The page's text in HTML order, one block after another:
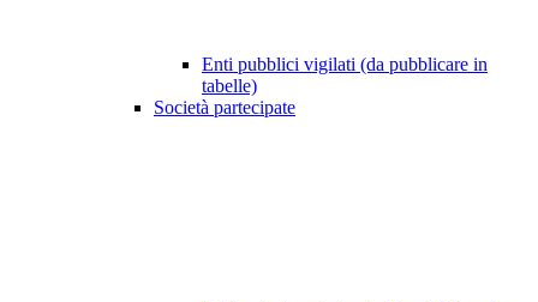
Enti pubblici vigilati (da pubblicare in
tabelle)
Società partecipate